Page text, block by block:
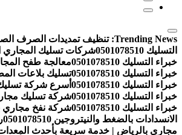
Trending News: تنظيف تمديدات الصرف
التسليك 0501078510
شركات تسليك المجاري
خبراء التسليك 0501078510
معالجة طفح
خبراء التسليك 0501078510
تسليك بلاعات
خبراء التسليك 0501078510
أسرع شركة
خبراء التسليك 0501078510
شركة تسليك
خبراء التسليك 0501078510
شركة نفخ مجاري
الانسدادات بالضغط والنيتروجين 0501078510
مجاري بالرياض | خدمة سريعة بأحدث المعدات